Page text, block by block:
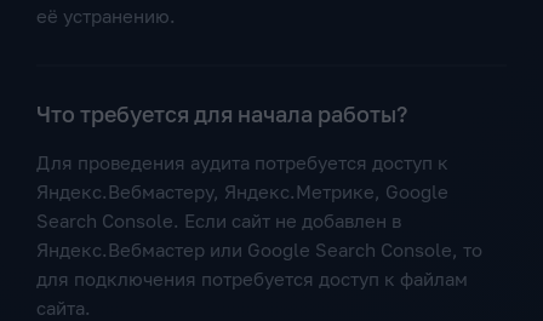
её устранению.
Что требуется для начала работы?
Для проведения аудита потребуется доступ к
Яндекс.Вебмастеру, Яндекс.Метрике, Google
Search Console. Если сайт не добавлен в
Яндекс.Вебмастер или Google Search Console, то
для подключения потребуется доступ к файлам
сайта.